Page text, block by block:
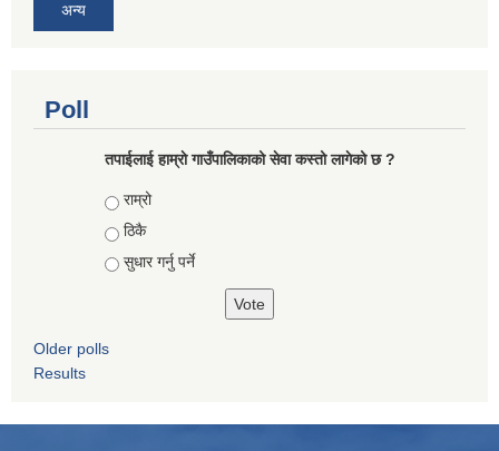
अन्य
Poll
तपाईलाई हाम्राे गाउँपालिकाको सेवा कस्तो लागेको छ ?
Choices
राम्रो
ठिकै
सुधार गर्नु पर्ने
Older polls
Results